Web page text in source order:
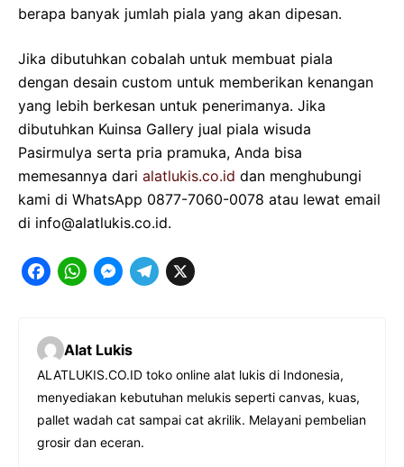
berapa banyak jumlah piala yang akan dipesan.
Jika dibutuhkan cobalah untuk membuat piala
dengan desain custom untuk memberikan kenangan
yang lebih berkesan untuk penerimanya. Jika
dibutuhkan Kuinsa Gallery jual piala wisuda
Pasirmulya serta pria pramuka, Anda bisa
memesannya dari alatlukis.co.id dan menghubungi
kami di WhatsApp 0877-7060-0078 atau lewat email
di info@alatlukis.co.id.
F
c
e
b
o
o
W
t
s
A
p
M
s
e
n
g
T
e
g
r
a
X
Alat Lukis
ALATLUKIS.CO.ID toko online alat lukis di Indonesia,
menyediakan kebutuhan melukis seperti canvas, kuas,
pallet wadah cat sampai cat akrilik. Melayani pembelian
grosir dan eceran.